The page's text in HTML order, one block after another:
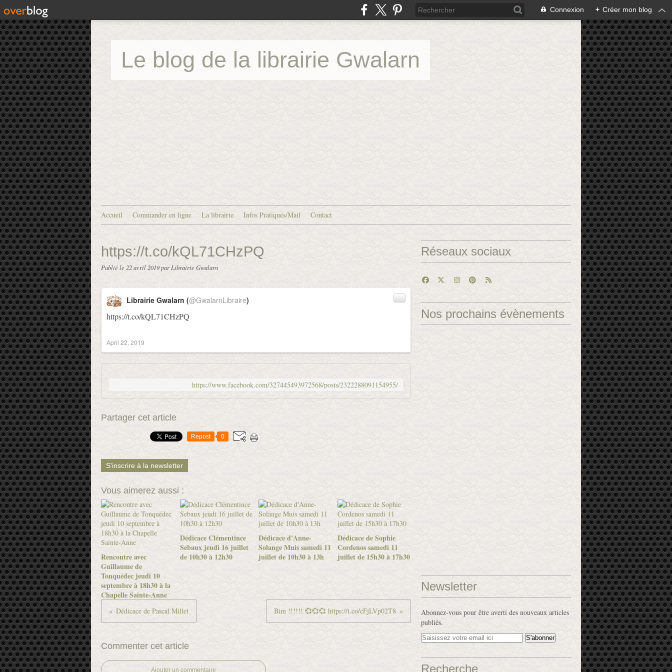
Connexion + Créer mon blog
Le blog de la librairie Gwalarn
Accueil Commander en ligne La librairie Infos Pratiques/Mail Contact
https://t.co/kQL71CHzPQ
Publié le 22 avril 2019par Librairie Gwalarn
https://t.co/kQL71CHzPQ
Librairie Gwalarn (@GwalarnLibraire)
April 22, 2019
https://www.facebook.com/327445493972568/posts/2322288091154955/
Partager cet article
Repost 0
S'inscrire à la newsletter
Vous aimerez aussi :
Rencontre avec
Guillaume de
Tonquédec jeudi 10
septembre à 18h30 à la
Chapelle Sainte-Anne
Dédicace Clémentince
Sebaux jeudi 16 juillet
de 10h30 à 12h30
Dédicace d'Anne-
Solange Muis samedi 11
juillet de 10h30 à 13h
Dédicace de Sophie
Cordenos samedi 11
juillet de 15h30 à 17h30
Dédicace de Pascal Millet Bim !!!!!! 💞💞💞 https://t.co/cFjLVp02T8
Commenter cet article
Ajouter un commentaire
Réseaux sociaux
Nos prochains évènements
Newsletter
Abonnez-vous pour être averti des nouveaux articles
publiés.
Recherche